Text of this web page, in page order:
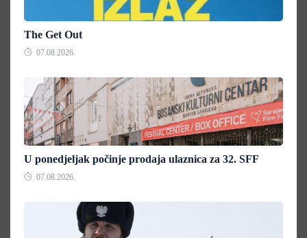
The Get Out
07.08.2026.
U ponedjeljak počinje prodaja ulaznica za 32. SFF
07.08.2026.